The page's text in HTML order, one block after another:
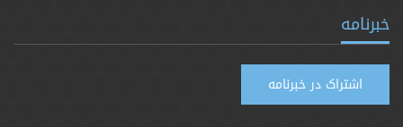
خبرنامه
اشتراک در خبرنامه